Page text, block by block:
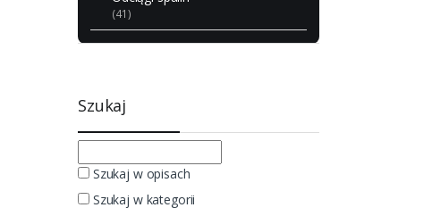
(41)
Szukaj
Szukaj w opisach
Szukaj w kategorii